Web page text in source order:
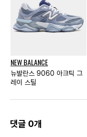
NEW BALANCE
뉴발란스 9060 아크틱 그
레이 스틸
댓글 0개